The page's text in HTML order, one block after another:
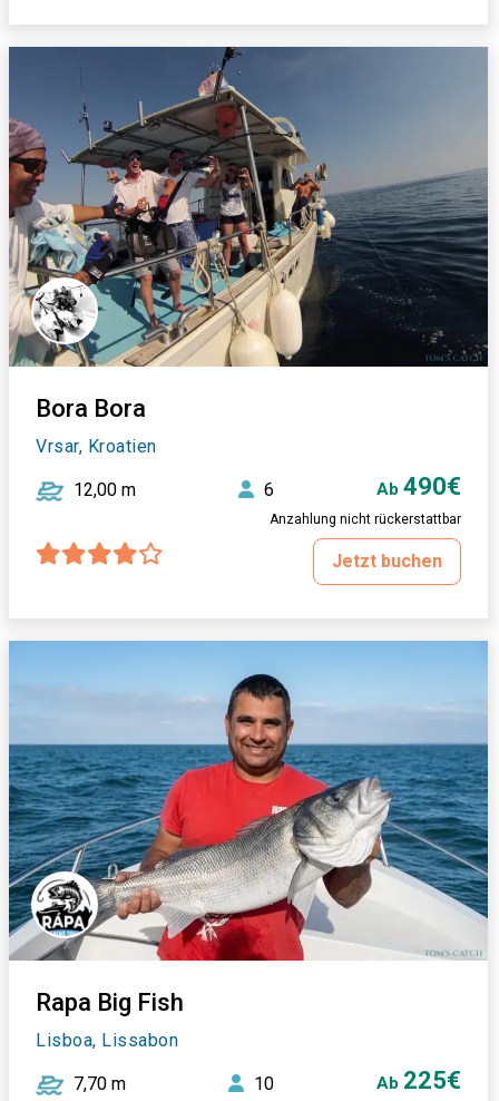
Bora Bora
Vrsar, Kroatien
12,00 m 6 Ab 490€
Anzahlung nicht rückerstattbar
Jetzt buchen
Rapa Big Fish
Lisboa, Lissabon
7,70 m 10 Ab 225€